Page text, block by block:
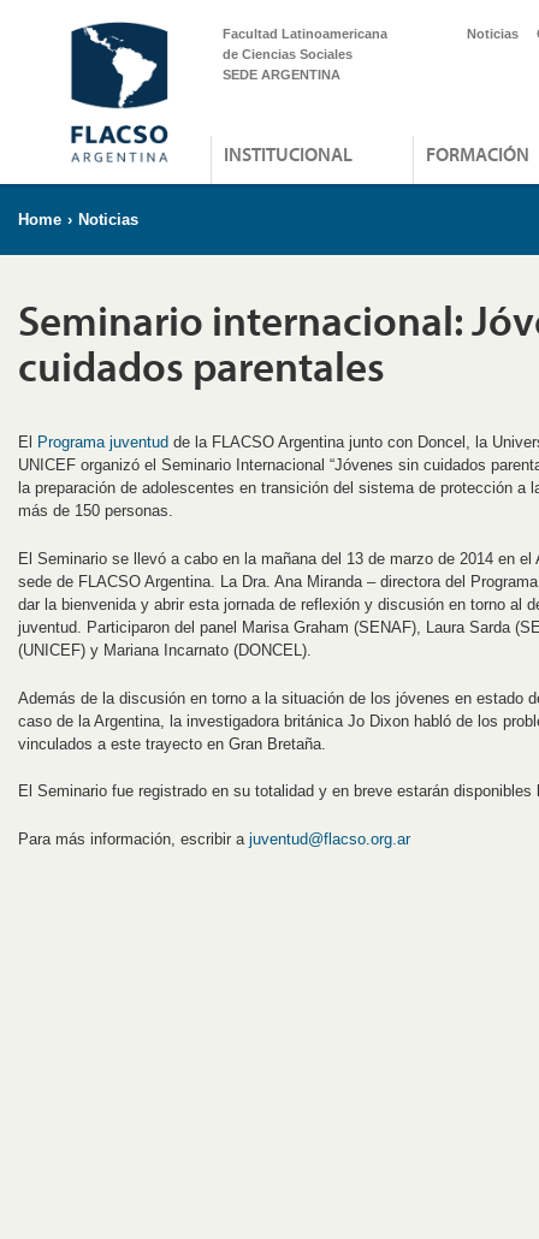
Facultad Latinoamericana
de Ciencias Sociales
SEDE ARGENTINA
Noticias
INSTITUCIONAL FORMACIÓN
Home › Noticias
Seminario internacional:
cuidados parentales
El Programa juventud de la FLACSO Argentina junto con Doncel, la
UNICEF organizó el Seminario Internacional “Jóvenes sin cuidados
la preparación de adolescentes en transición del sistema de protección a
más de 150 personas.
El Seminario se llevó a cabo en la mañana del 13 de marzo de 2014 en el
sede de FLACSO Argentina. La Dra. Ana Miranda – directora del
dar la bienvenida y abrir esta jornada de reflexión y discusión en torno al
juventud. Participaron del panel Marisa Graham (SENAF), Laura Sarda
(UNICEF) y Mariana Incarnato (DONCEL).
Además de la discusión en torno a la situación de los jóvenes en estado
caso de la Argentina, la investigadora británica Jo Dixon habló de los
vinculados a este trayecto en Gran Bretaña.
El Seminario fue registrado en su totalidad y en breve estarán
Para más información, escribir a juventud@flacso.org.ar